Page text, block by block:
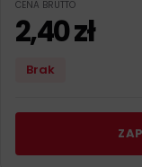
CENA BRUTTO
2,40zł
Brak